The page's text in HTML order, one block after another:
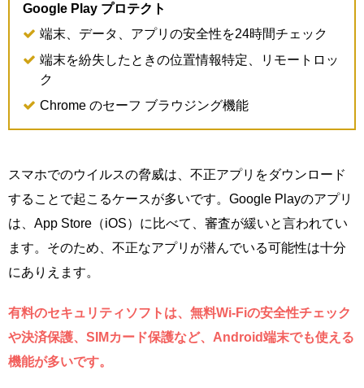
Google Play プロテクト
端末、データ、アプリの安全性を24時間チェック
端末を紛失したときの位置情報特定、リモートロッ
ク
Chrome のセーフ ブラウジング機能
スマホでのウイルスの脅威は、不正アプリをダウンロード
することで起こるケースが多いです。Google Playのアプリ
は、App Store（iOS）に比べて、審査が緩いと言われてい
ます。そのため、不正なアプリが潜んでいる可能性は十分
にありえます。
有料のセキュリティソフトは、無料Wi-Fiの安全性チェック
や決済保護、SIMカード保護など、Android端末でも使える
機能が多いです。